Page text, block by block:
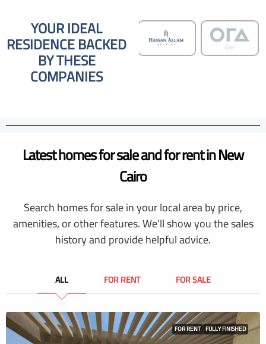
YOUR IDEAL
RESIDENCE BACKED
BY THESE
COMPANIES
Latest homes for sale and for rent in New
Cairo
Search homes for sale in your local area by price,
amenities, or other features. We’ll show you the sales
history and provide helpful advice.
ALL FOR RENT FOR SALE
FOR RENT FULLY FINISHED